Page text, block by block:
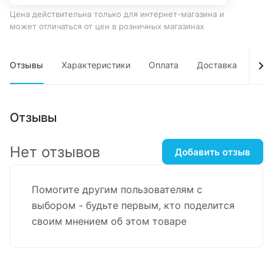
Цена действительна только для интернет-магазина и
может отличаться от цен в розничных магазинах
Отзывы Характеристики Оплата Доставка
Отзывы
Помогите другим пользователям с
выбором - будьте первым, кто поделится
своим мнением об этом товаре
Нет отзывов Добавить отзыв